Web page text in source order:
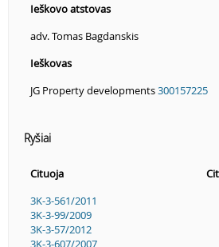
Ieškovo atstovas
adv. Tomas Bagdanskis
Ieškovas
JG Property developments300157225
Ryšiai
Cituoja
3K-3-561/2011
3K-3-99/2009
3K-3-57/2012
3K-3-607/2007